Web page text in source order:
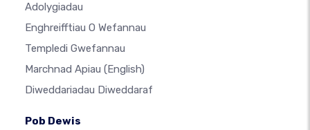
Adolygiadau
Enghreifftiau O Wefannau
Templedi Gwefannau
Marchnad Apiau (English)
Diweddariadau Diweddaraf
Pob Dewis